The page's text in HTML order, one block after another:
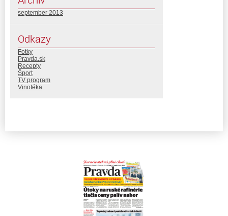
september 2013
Odkazy
Fotky
Pravda.sk
Recepty
Šport
TV program
Vinotéka